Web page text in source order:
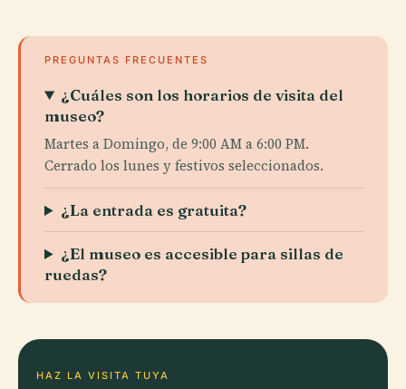
PREGUNTAS FRECUENTES
¿Cuáles son los horarios de visita del
museo?
Martes a Domingo, de 9:00 AM a 6:00 PM.
Cerrado los lunes y festivos seleccionados.
¿La entrada es gratuita?
¿El museo es accesible para sillas de
ruedas?
HAZ LA VISITA TUYA